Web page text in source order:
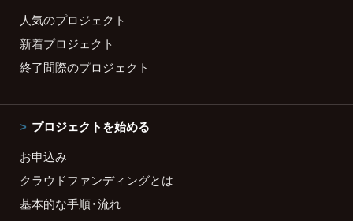
人気のプロジェクト
新着プロジェクト
終了間際のプロジェクト
プロジェクトを始める
お申込み
クラウドファンディングとは
基本的な手順・流れ